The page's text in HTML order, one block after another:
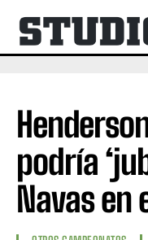
podría
Navas en